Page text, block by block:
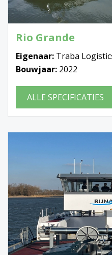
Rio Grande
Eigenaar: Traba
Bouwjaar: 2022
ALLE SPECIFICATIES